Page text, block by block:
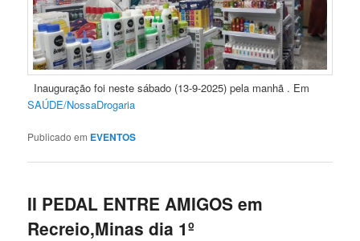
Inauguração foi neste sábado (13-9-2025) pela manhã . Em
SAÚDE/NossaDrogaria
Publicado em EVENTOS
II PEDAL ENTRE AMIGOS em
Recreio,Minas dia 1º